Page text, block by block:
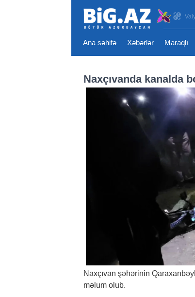
Ana səhifə Xəbərlər Maraqlı
Naxçıvanda kanalda
Naxçıvan şəhərinin
məlum olub.